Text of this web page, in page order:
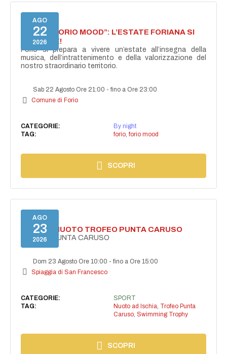
AGO
22
2026
NASCE “FORIO MOOD”: L’ESTATE FORIANA SI
ACCENDE!
Forio si prepara a vivere un’estate all’insegna della
musica, dell’intrattenimento e della valorizzazione del
nostro straordinario territorio.
Sab 22 Agosto Ore 21:00 -fino a Ore 23:00
Comune di Forio
CATEGORIE:
By night
TAG:
forio, forio mood
SCOPRI
AGO
23
2026
GARA DI NUOTO TROFEO PUNTA CARUSO
TROFEO PUNTA CARUSO
Dom 23 Agosto Ore 10:00 -fino a Ore 15:00
Spiaggia di San Francesco
CATEGORIE:
SPORT
TAG:
Nuoto ad Ischia Trofeo Punta
Caruso, Swimming Trophy
SCOPRI